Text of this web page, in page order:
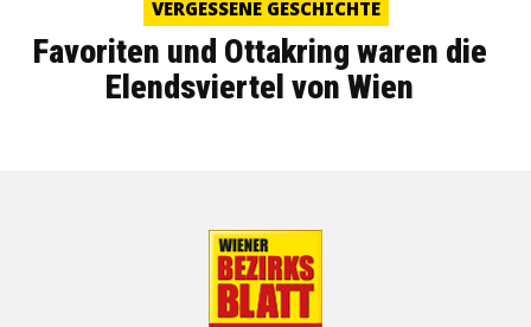
VERGESSENE GESCHICHTE
Favoriten und Ottakring waren die
Elendsviertel von Wien